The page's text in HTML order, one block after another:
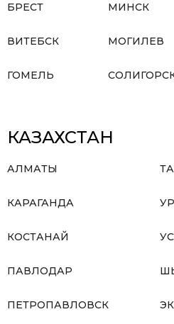
БРЕСТ
ВИТЕБСК
ГОМЕЛЬ
МИНСК
МОГИЛЕВ
КАЗАХСТАН
АЛМАТЫ
КАРАГАНДА
КОСТАНАЙ
ПАВЛОДАР
ПЕТРОПАВЛОВСК